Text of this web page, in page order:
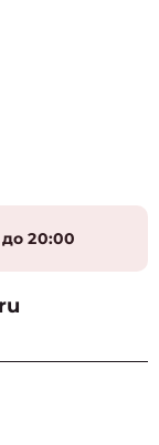
20:00